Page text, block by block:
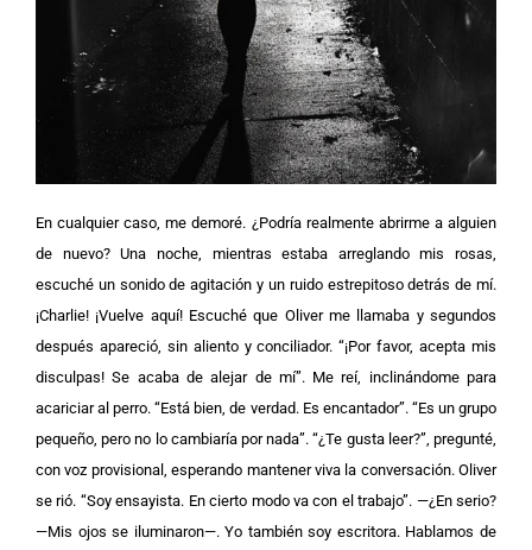
En cualquier caso, me demoré. ¿Podría realmente abrirme a alguien
de nuevo? Una noche, mientras estaba arreglando mis rosas,
escuché un sonido de agitación y un ruido estrepitoso detrás de mí.
¡Charlie! ¡Vuelve aquí! Escuché que Oliver me llamaba y segundos
después apareció, sin aliento y conciliador.“¡Por favor, acepta mis
disculpas! Se acaba de alejar de mí”. Me reí, inclinándome para
acariciar al perro. “Está bien, de verdad. Es encantador”. “Es un grupo
pequeño, pero no lo cambiaría por nada”. “¿Te gusta leer?”, pregunté,
con voz provisional, esperando mantener viva la conversación. Oliver
se rió. “Soy ensayista. En cierto modo va con el trabajo”. —¿En serio?
—Mis ojos se iluminaron—. Yo también soy escritora. Hablamos de